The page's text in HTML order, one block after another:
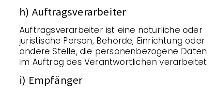
h) Auftragsverarbeiter
Auftragsverarbeiter ist eine natürliche oder
juristische Person, Behörde, Einrichtung oder
andere Stelle, die personenbezogene Daten
im Auftrag des Verantwortlichen verarbeitet.
i) Empfänger